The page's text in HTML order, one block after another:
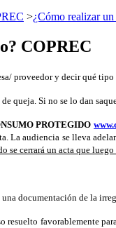
>¿Cómo realizar
COPREC
proveedor y decir qué
queja. Si no se lo dan
PROTEGIDO
La audiencia se lleva
se cerrará un acta que luego
documentación de la
resuelto favorablemente